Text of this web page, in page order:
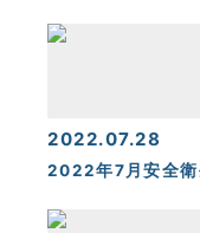
2022.07.28
2022年7月安全衛